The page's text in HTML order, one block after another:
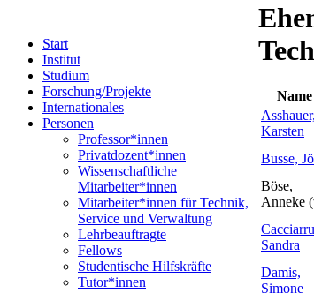
Start
Institut
Studium
Forschung/Projekte
Internationales
Personen
Professor*innen
Privatdozent*innen
Wissenschaftliche
Mitarbeiter*innen
Mitarbeiter*innen für Technik,
Service und Verwaltung
Lehrbeauftragte
Fellows
Studentische Hilfskräfte
Tutor*innen
Name
Asshauer,
Karsten
Busse,
Böse,
Anneke
Sandra
Damis,
Simone